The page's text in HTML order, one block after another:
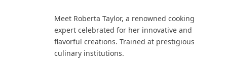
Meet Roberta Taylor, a renowned cooking
expert celebrated for her innovative and
flavorful creations. Trained at prestigious
culinary institutions.